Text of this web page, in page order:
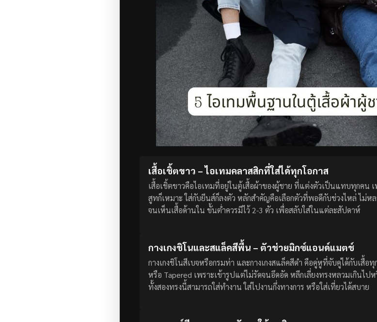
เสื้อเชิ้ตขาว – ไอเทมคลาสสิกที่ใส่ได้ทุกโอกาส
เสื้อเชิ้ตขาวคือไอเทมที่อยู่ในตู้เสื้อผ้าของผู้ชาย ที่แต่งตัวเป็นแทบทุกคน เ
สูทก็เหมาะ ใส่กับยีนส์ก็ลงตัว หลักสำคัญคือเลือกตัวที่พอดีกับช่วงไหล่ ไม่ห
จนเห็นเสื้อด้านใน ขั้นต่ำควรมีไว้ 2-3 ตัว เพื่อสลับใส่ในแต่ละสัปดาห์
กางเกงชิโนและสแล็คสีพื้น – ตัวช่วยมิกซ์แอนด์แมตช์
กางเกงชิโนสีเบจหรือกรมท่า และกางเกงสแล็คสีดำ คือคู่หูที่จับคู่ได้กับเสื้
หรือ Tapered เพราะเข้ารูปแต่ไม่รัดจนอึดอัด หลีกเลี่ยงทรงหลวมเกินไป
ทั้งสองทรงนี้สามารถใส่ทำงาน ใส่ไปงานกึ่งทางการ หรือใส่เที่ยวได้สบาย